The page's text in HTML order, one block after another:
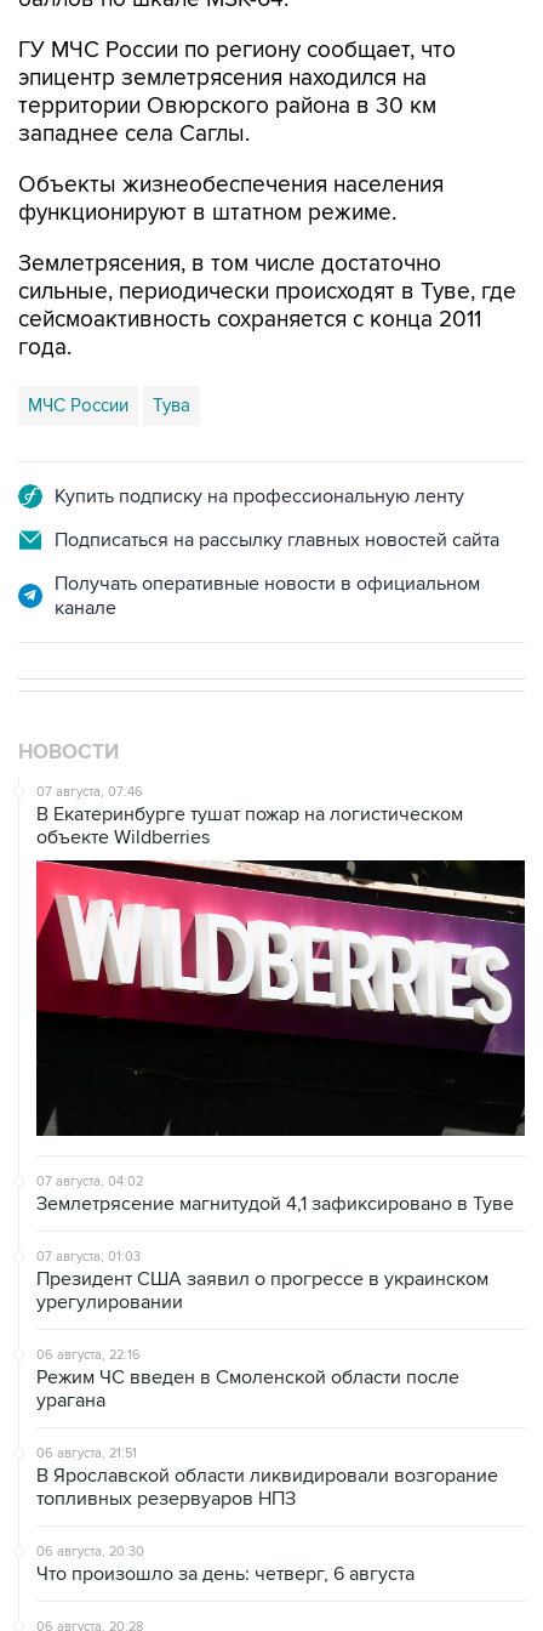
ГУ МЧС России по региону сообщает, что
эпицентр землетрясения находился на
территории Овюрского района в 30 км
западнее села Саглы.
Объекты жизнеобеспечения населения
функционируют в штатном режиме.
Землетрясения, в том числе достаточно
сильные, периодически происходят в Туве, где
сейсмоактивность сохраняется с конца 2011
года.
МЧС России Тува
Купить подписку на профессиональную ленту
Подписаться на рассылку главных новостей сайта
Получать оперативные новости в официальном
канале
НОВОСТИ
07 августа, 07:46
В Екатеринбурге тушат пожар на логистическом
объекте Wildberries
07 августа, 04:02
Землетрясение магнитудой 4,1 зафиксировано в Туве
07 августа, 01:03
Президент США заявил о прогрессе в украинском
урегулировании
06 августа, 22:16
Режим ЧС введен в Смоленской области после
урагана
06 августа, 21:51
В Ярославской области ликвидировали возгорание
топливных резервуаров НПЗ
06 августа, 20:30
Что произошло за день: четверг, 6 августа
06 августа, 20:28